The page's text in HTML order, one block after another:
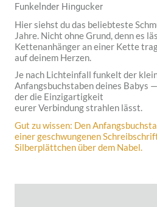
Funkelnder Hingucker
Hier siehst du das beliebteste
Jahre. Nicht ohne Grund, denn es
Kettenanhänger an einer Kette
auf deinem Herzen.
Je nach Lichteinfall funkelt der
Anfangsbuchstaben deines Babys
der die Einzigartigkeit
eurer Verbindung strahlen lässt.
Gut zu wissen: Den
einer geschwungenen
Silberplättchen über dem Nabel.